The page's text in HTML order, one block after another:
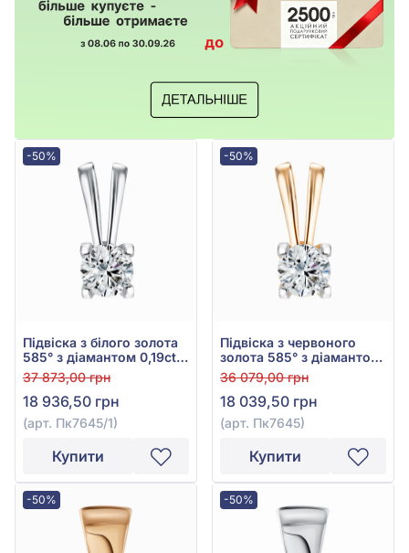
-50%
Підвіска з білого золота
585° з діамантом 0,19ct,
арт. Пк7645/1
37 873,00 грн
18 936,50 грн
(арт. Пк7645/1)
Купити
-50%
Підвіска з червоного
золота 585° з діамантом
0,18ct, арт. Пк7645
36 079,00 грн
18 039,50 грн
(арт. Пк7645)
Купити
-50% -50%